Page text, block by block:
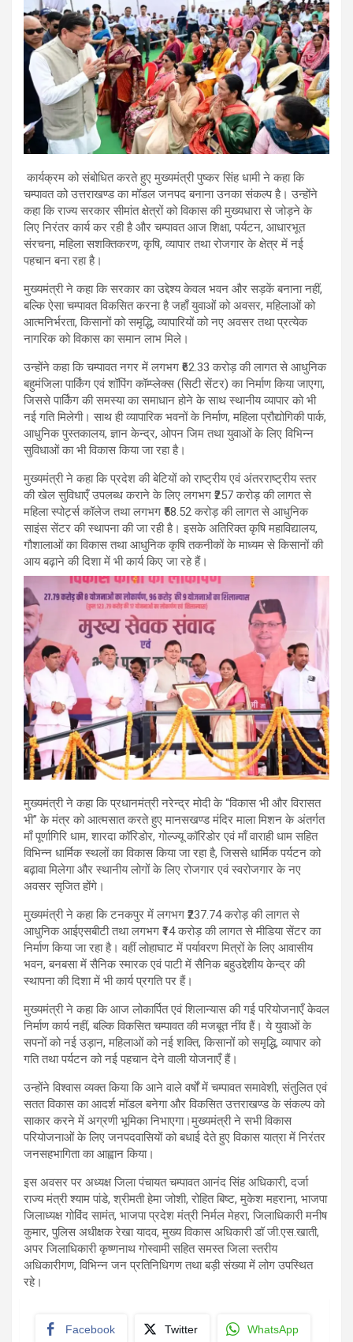
कार्यक्रम को संबोधित करते हुए मुख्यमंत्री पुष्कर सिंह धामी ने कहा कि
चम्पावत को उत्तराखण्ड का मॉडल जनपद बनाना उनका संकल्प है। उन्होंने
कहा कि राज्य सरकार सीमांत क्षेत्रों को विकास की मुख्यधारा से जोड़ने के
लिए निरंतर कार्य कर रही है और चम्पावत आज शिक्षा, पर्यटन, आधारभूत
संरचना, महिला सशक्तिकरण, कृषि, व्यापार तथा रोजगार के क्षेत्र में नई
पहचान बना रहा है।
मुख्यमंत्री ने कहा कि सरकार का उद्देश्य केवल भवन और सड़कें बनाना नहीं,
बल्कि ऐसा चम्पावत विकसित करना है जहाँ युवाओं को अवसर, महिलाओं को
आत्मनिर्भरता, किसानों को समृद्धि, व्यापारियों को नए अवसर तथा प्रत्येक
नागरिक को विकास का समान लाभ मिले।
उन्होंने कहा कि चम्पावत नगर में लगभग ₹62.33 करोड़ की लागत से आधुनिक
बहुमंजिला पार्किंग एवं शॉपिंग कॉम्प्लेक्स (सिटी सेंटर) का निर्माण किया जाएगा,
जिससे पार्किंग की समस्या का समाधान होने के साथ स्थानीय व्यापार को भी
नई गति मिलेगी। साथ ही व्यापारिक भवनों के निर्माण, महिला प्रौद्योगिकी पार्क,
आधुनिक पुस्तकालय, ज्ञान केन्द्र, ओपन जिम तथा युवाओं के लिए विभिन्न
सुविधाओं का भी विकास किया जा रहा है।
मुख्यमंत्री ने कहा कि प्रदेश की बेटियों को राष्ट्रीय एवं अंतरराष्ट्रीय स्तर
की खेल सुविधाएँ उपलब्ध कराने के लिए लगभग ₹257 करोड़ की लागत से
महिला स्पोर्ट्स कॉलेज तथा लगभग ₹58.52 करोड़ की लागत से आधुनिक
साइंस सेंटर की स्थापना की जा रही है। इसके अतिरिक्त कृषि महाविद्यालय,
गौशालाओं का विकास तथा आधुनिक कृषि तकनीकों के माध्यम से किसानों की
आय बढ़ाने की दिशा में भी कार्य किए जा रहे हैं।
मुख्यमंत्री ने कहा कि प्रधानमंत्री नरेन्द्र मोदी के “विकास भी और विरासत
भी” के मंत्र को आत्मसात करते हुए मानसखण्ड मंदिर माला मिशन के अंतर्गत
माँ पूर्णागिरि धाम, शारदा कॉरिडोर, गोल्ज्यू कॉरिडोर एवं माँ वाराही धाम सहित
विभिन्न धार्मिक स्थलों का विकास किया जा रहा है, जिससे धार्मिक पर्यटन को
बढ़ावा मिलेगा और स्थानीय लोगों के लिए रोजगार एवं स्वरोजगार के नए
अवसर सृजित होंगे।
मुख्यमंत्री ने कहा कि टनकपुर में लगभग ₹237.74 करोड़ की लागत से
आधुनिक आईएसबीटी तथा लगभग ₹14 करोड़ की लागत से मीडिया सेंटर का
निर्माण किया जा रहा है। वहीं लोहाघाट में पर्यावरण मित्रों के लिए आवासीय
भवन, बनबसा में सैनिक स्मारक एवं पाटी में सैनिक बहुउद्देशीय केन्द्र की
स्थापना की दिशा में भी कार्य प्रगति पर हैं।
मुख्यमंत्री ने कहा कि आज लोकार्पित एवं शिलान्यास की गई परियोजनाएँ केवल
निर्माण कार्य नहीं, बल्कि विकसित चम्पावत की मजबूत नींव हैं। ये युवाओं के
सपनों को नई उड़ान, महिलाओं को नई शक्ति, किसानों को समृद्धि, व्यापार को
गति तथा पर्यटन को नई पहचान देने वाली योजनाएँ हैं।
उन्होंने विश्वास व्यक्त किया कि आने वाले वर्षों में चम्पावत समावेशी, संतुलित एवं
सतत विकास का आदर्श मॉडल बनेगा और विकसित उत्तराखण्ड के संकल्प को
साकार करने में अग्रणी भूमिका निभाएगा।मुख्यमंत्री ने सभी विकास
परियोजनाओं के लिए जनपदवासियों को बधाई देते हुए विकास यात्रा में निरंतर
जनसहभागिता का आह्वान किया।
इस अवसर पर अध्यक्ष जिला पंचायत चम्पावत आनंद सिंह अधिकारी, दर्जा
राज्य मंत्री श्याम पांडे, श्रीमती हेमा जोशी, रोहित बिष्ट, मुकेश महराना, भाजपा
जिलाध्यक्ष गोविंद सामंत, भाजपा प्रदेश मंत्री निर्मल मेहरा, जिलाधिकारी मनीष
कुमार, पुलिस अधीक्षक रेखा यादव, मुख्य विकास अधिकारी डॉ जी.एस.खाती,
अपर जिलाधिकारी कृष्णनाथ गोस्वामी सहित समस्त जिला स्तरीय
अधिकारीगण, विभिन्न जन प्रतिनिधिगण तथा बड़ी संख्या में लोग उपस्थित
रहे।
Facebook Twitter WhatsApp